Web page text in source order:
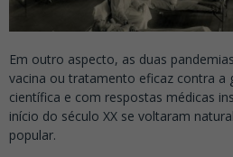
Em outro aspecto, as duas
vacina ou tratamento eficaz contra a
científica e com respostas médicas
início do século XX se voltaram
popular.